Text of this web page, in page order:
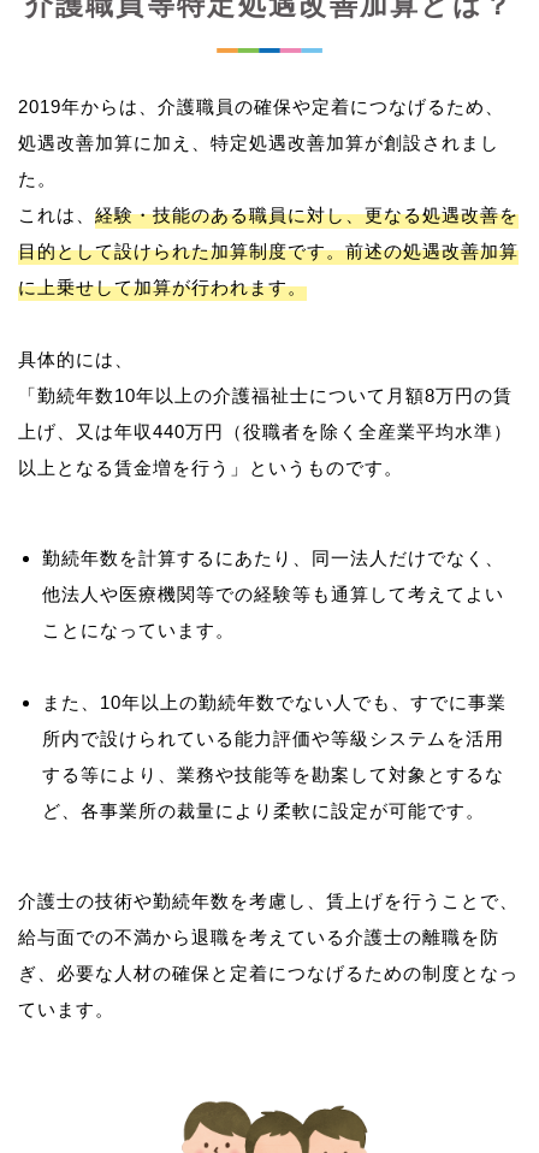
2019年からは、介護職員の確保や定着につなげるため、
処遇改善加算に加え、特定処遇改善加算が創設されまし
た。
これは、 経験・技能のある職員に対し、更なる処遇改善を
目的として設けられた加算制度です。前述の処遇改善加算
に上乗せして加算が行われます。
具体的には、
「勤続年数10年以上の介護福祉士について月額8万円の賃
上げ、又は年収440万円（役職者を除く全産業平均水準）
勤続年数を計算するにあたり、同一法人だけでなく、
他法人や医療機関等での経験等も通算して考えてよい
ことになっています。
また、10年以上の勤続年数でない人でも、すでに事業
所内で設けられている能力評価や等級システムを活用
する等により、業務や技能等を勘案して対象とするな
ど、各事業所の裁量により柔軟に設定が可能です。
介護士の技術や勤続年数を考慮し、賃上げを行うことで、
給与面での不満から退職を考えている介護士の離職を防
ぎ、必要な人材の確保と定着につなげるための制度となっ
ています。